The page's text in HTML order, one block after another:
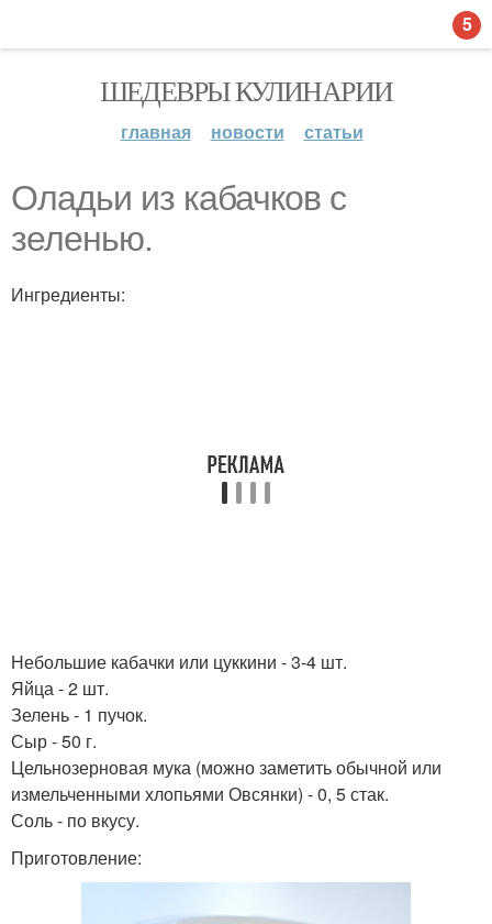
ШЕДЕВРЫ КУЛИНАРИИ
главная новости статьи
Оладьи из кабачков с
зеленью.
Ингредиенты:
Небольшие кабачки или цуккини - 3-4 шт.
Яйца - 2 шт.
Зелень - 1 пучок.
Сыр - 50 г.
Цельнозерновая мука (можно заметить обычной или
измельченными хлопьями Овсянки) - 0, 5 стак.
Соль - по вкусу.
Приготовление:
5